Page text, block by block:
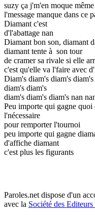
suzy ça j'm'en moque même
l'message manque dans ce
Diamant c'est
d'l'abattage nan
Diamant bon son, diamant
diamant tente à son tour
de cramer sa rivale si elle
c'est qu'elle va l'faire avec
Diam's diam's diam's
diam's diam's
diam's diam's diam's nan
Peu importe qui gagne
l'nécessaire
pour remporter l'tournoi
peu importe qui gagne
d'affiche diamant
c'est plus les figurants
Paroles.net dispose d'un
avec la Société des